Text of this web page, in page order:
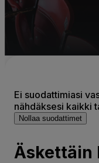
Ei suodattimiasi
nähdäksesi kaikki
Nollaa suodattimet
Äskettäin